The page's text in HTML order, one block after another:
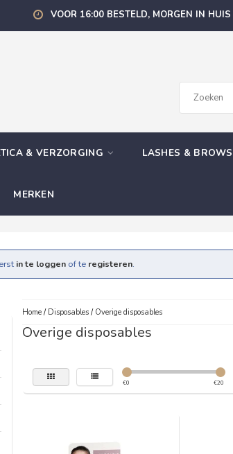
VOOR 16:00 BESTELD, MORGEN IN HUIS
& VERZORGING LASHES & BROWS
MERKEN
in te loggen of te registeren.
Home/ Disposables/ Overige disposables
Overige disposables
€0 €20